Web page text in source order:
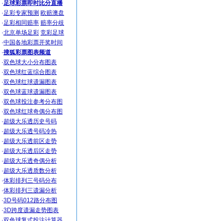
·足球彩票即时比分直播
·足彩专家预测 欧赔澳盘
·足彩相同赔率 赔率分歧
·北京单场足彩 竞彩足球
·中国各地彩票开奖时间
·搜狐彩票图表频道
·双色球大小分布图表
·双色球红蓝综合图表
·双色球红球遗漏图表
·双色球蓝球遗漏图表
·双色球投注参考分布图
·双色球红球奇偶分布图
·超级大乐透历史号码
·超级大乐透号码冷热
·超级大乐透前区走势
·超级大乐透后区走势
·超级大乐透奇偶分析
·超级大乐透质数分析
·体彩排列三号码分布
·体彩排列三遗漏分析
·3D号码012路分布图
·3D跨度遗漏走势图表